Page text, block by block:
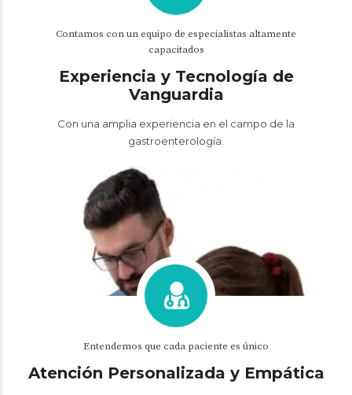
Contamos con un equipo de especialistas altamente
capacitados
Experiencia y Tecnología de
Vanguardia
Con una amplia experiencia en el campo de la
gastroenterología.
Entendemos que cada paciente es único
Atención Personalizada y Empática